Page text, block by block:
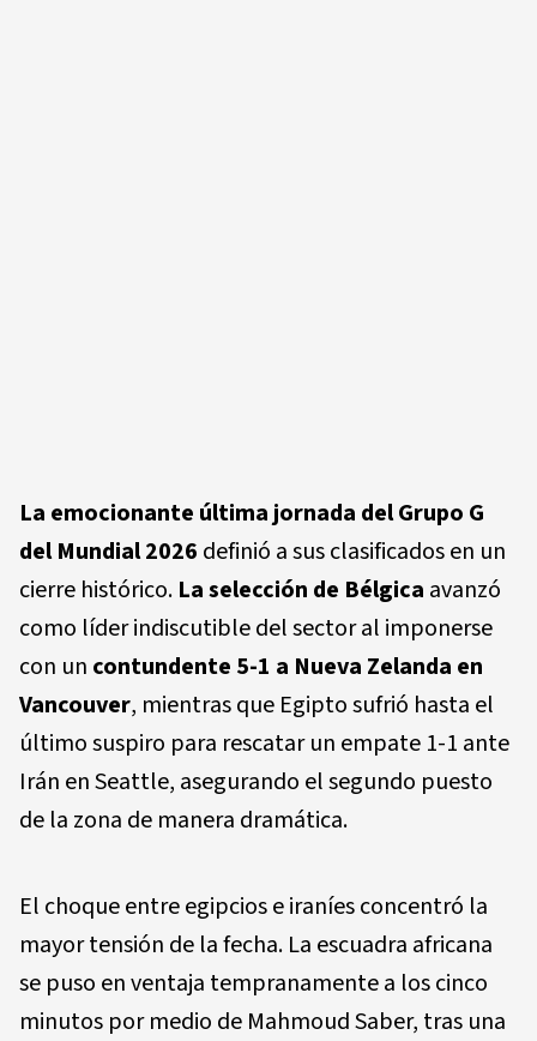
La emocionante última jornada del Grupo G
del Mundial 2026 definió a sus clasificados en un
cierre histórico. La selección de Bélgica avanzó
como líder indiscutible del sector al imponerse
con un contundente 5-1 a Nueva Zelanda en
Vancouver, mientras que Egipto sufrió hasta el
último suspiro para rescatar un empate 1-1 ante
Irán en Seattle, asegurando el segundo puesto
de la zona de manera dramática.
El choque entre egipcios e iraníes concentró la
mayor tensión de la fecha. La escuadra africana
se puso en ventaja tempranamente a los cinco
minutos por medio de Mahmoud Saber, tras una